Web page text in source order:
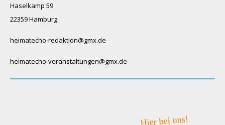
Haselkamp 59
22359 Hamburg
heimatecho-redaktion@gmx.de
heimatecho-veranstaltungen@gmx.de